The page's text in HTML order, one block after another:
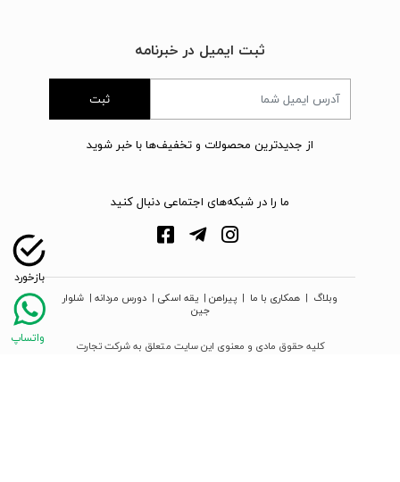
ثبت ایمیل در خبرنامه
ثبت
از جدیدترین محصولات و تخفیف‌ها با خبر شوید
ما را در شبکه‌های اجتماعی دنبال کنید
وبلاگ | همکاری با ما | پیراهن | یقه اسکی | دورس مردانه | شلوار
جین
کلیه حقوق مادی و معنوی این سایت متعلق به شرکت تجارت